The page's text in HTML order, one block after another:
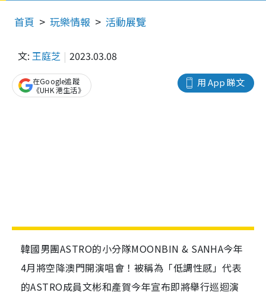
首頁 玩樂情報 活動展覽
文: 王庭芝 2023.03.08
用 App 睇文
在Google追蹤
《UHK 港生活》
韓國男團ASTRO的小分隊MOONBIN & SANHA今年
4月將空降澳門開演唱會！被稱為「低調性感」代表
的ASTRO成員文彬和產賀今年宣布即將舉行巡迴演